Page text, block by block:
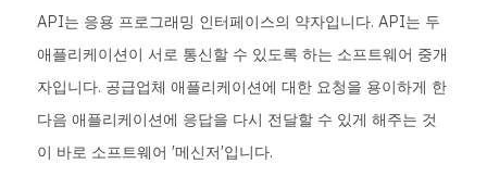
API는 응용 프로그래밍 인터페이스의 약자입니다. API는 두
애플리케이션이 서로 통신할 수 있도록 하는 소프트웨어 중개
자입니다. 공급업체 애플리케이션에 대한 요청을 용이하게 한
다음 애플리케이션에 응답을 다시 전달할 수 있게 해주는 것
이 바로 소프트웨어 '메신저'입니다.